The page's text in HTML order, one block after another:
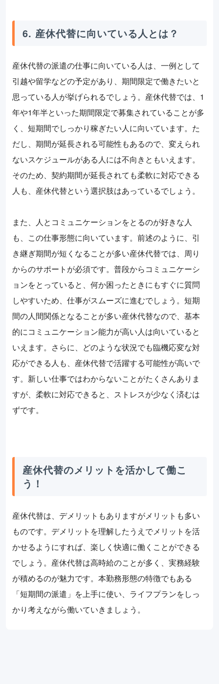
6. 産休代替に向いている人とは？
産休代替の派遣の仕事に向いている人は、一例として
引越や留学などの予定があり、期間限定で働きたいと
思っている人が挙げられるでしょう。産休代替では、1
年や1年半といった期間限定で募集されていることが多
く、短期間でしっかり稼ぎたい人に向いています。た
だし、期間が延長される可能性もあるので、変えられ
ないスケジュールがある人には不向きともいえます。
そのため、契約期間が延長されても柔軟に対応できる
人も、産休代替という選択肢はあっているでしょう。
また、人とコミュニケーションをとるのが好きな人
も、この仕事形態に向いています。前述のように、引
き継ぎ期間が短くなることが多い産休代替では、周り
からのサポートが必須です。普段からコミュニケーシ
ョンをとっていると、何か困ったときにもすぐに質問
しやすいため、仕事がスムーズに進むでしょう。短期
間の人間関係となることが多い産休代替なので、基本
的にコミュニケーション能力が高い人は向いていると
いえます。さらに、どのような状況でも臨機応変な対
応ができる人も、産休代替で活躍する可能性が高いで
す。新しい仕事ではわからないことがたくさんありま
すが、柔軟に対応できると、ストレスが少なく済むは
ずです。
産休代替のメリットを活かして働こ
う！
産休代替は、デメリットもありますがメリットも多い
ものです。デメリットを理解したうえでメリットを活
かせるようにすれば、楽しく快適に働くことができる
でしょう。産休代替は高時給のことが多く、実務経験
が積めるのが魅力です。本勤務形態の特徴でもある
「短期間の派遣」を上手に使い、ライフプランをしっ
かり考えながら働いていきましょう。